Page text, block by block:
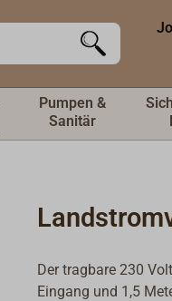
Pumpen &
Sanitär
Der tragbare 230
Eingang und 1,5